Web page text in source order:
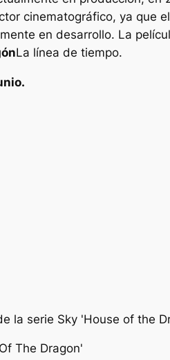
cinematográfico, ya que
en desarrollo. La
La línea de tiempo.